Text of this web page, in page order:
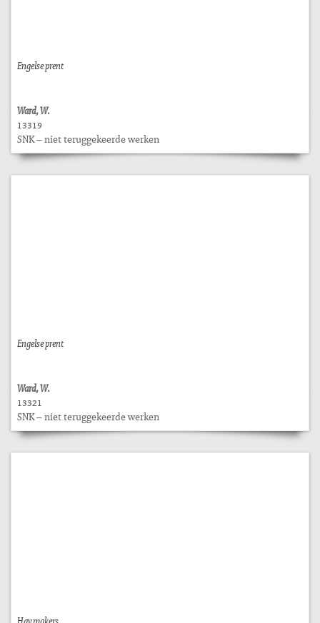
Engelse prent
Ward, W.
13319
SNK – niet teruggekeerde werken
Engelse prent
Ward, W.
13321
SNK – niet teruggekeerde werken